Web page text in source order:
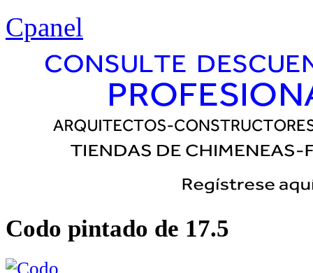
Cpanel
Codo pintado de 17.5